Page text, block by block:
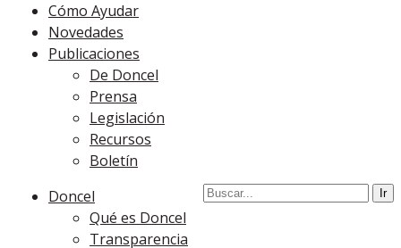
Cómo Ayudar
Novedades
Publicaciones
De Doncel
Prensa
Legislación
Recursos
Boletín
Doncel
Qué es Doncel
Transparencia